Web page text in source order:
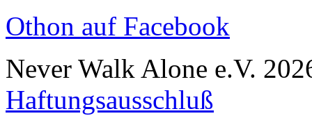
Othon auf Facebook
Never Walk Alone e.V.
Haftungsausschluß